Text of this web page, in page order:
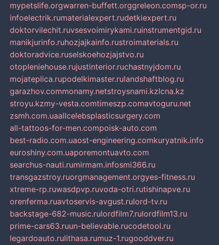
mypetslife.orgwarren-buffett.orggreleon.comsp-or.ru
infoelectrik.rumaterialexpert.rudetkiexpert.ru
doktorvilechit.ruvsesvoimirykami.ruinstrumentgid.ru
manikjurinfo.ruhozjajkainfo.rustroimaterials.ru
doktoradvice.ruselskoehozjajstvo.ru
otopleniehouse.rujustinterior.ruchastnyjdom.ru
mojateplica.rupodelkimaster.rulandshaftblog.ru
garazhov.commonamy.netstroysnami.kzlcna.kz
stroyu.kzmy-vesta.comtimeszp.comavtoguru.net
zsmh.com.uaallcelebsplasticsurgery.com
all-tattoos-for-men.compoisk-auto.com
best-radio.com.uaost-engineering.comkuryatnik.info
euroshiny.com.uaporemontuavto.com
searchus-nauti.rumirmam.infosmi366.ru
transgazstroy.ruorgmanagement.orgyes-fitness.ru
xtreme-rp.ruwasdpvp.ruvoda-otri.rutishinapve.ru
orenferma.ruavtoservis-avgust.rulord-tv.ru
backstage-682-music.rulordfilm7.rulordfilm13.ru
prime-cars63.ruun-believable.rucodetool.ru
legardoauto.rulithasa.rumuz-1.rugooddver.ru